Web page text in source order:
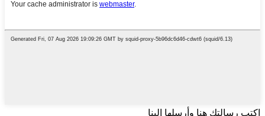
اكتب رسالتك هنا وأرسلها إلينا